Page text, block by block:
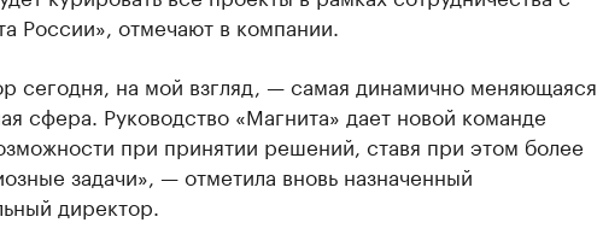
России», отмечают в компании.
сегодня, на мой взгляд, — самая динамично меняющаяся
сфера. Руководство «Магнита» дает новой команде
при принятии решений, ставя при этом более
задачи», — отметила вновь назначенный
директор.